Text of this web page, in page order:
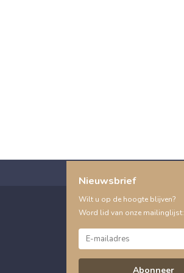
Nieuwsbrief
Wilt u op de hoogte blijven?
Word lid van onze mailinglijst:
Abonneer